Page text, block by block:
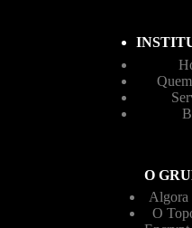
O
Algora
O